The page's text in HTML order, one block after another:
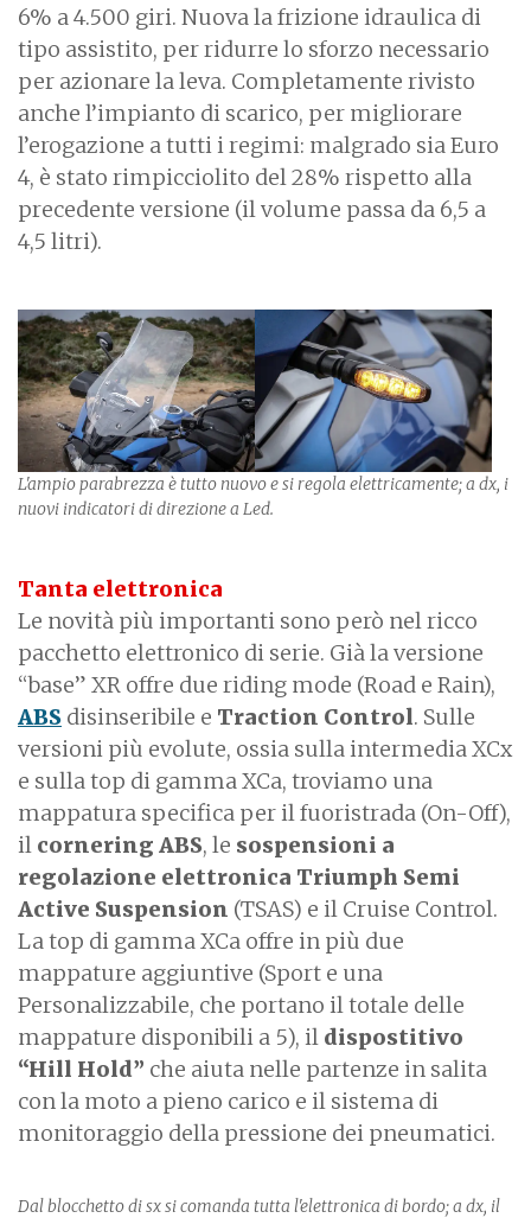
6% a 4.500 giri. Nuova la frizione idraulica di
tipo assistito, per ridurre lo sforzo necessario
per azionare la leva. Completamente rivisto
anche l’impianto di scarico, per migliorare
l’erogazione a tutti i regimi: malgrado sia Euro
4, è stato rimpicciolito del 28% rispetto alla
precedente versione (il volume passa da 6,5 a
4,5 litri).
L'ampio parabrezza è tutto nuovo e si regola elettricamente; a dx, i
nuovi indicatori di direzione a Led.
Tanta elettronica
Le novità più importanti sono però nel ricco
pacchetto elettronico di serie. Già la versione
“base” XR offre due riding mode (Road e Rain),
ABS disinseribile e Traction Control. Sulle
versioni più evolute, ossia sulla intermedia XCx
e sulla top di gamma XCa, troviamo una
mappatura specifica per il fuoristrada (On-Off),
il cornering ABS, le sospensioni a
regolazione elettronica Triumph Semi
Active Suspension (TSAS) e il Cruise Control.
La top di gamma XCa offre in più due
mappature aggiuntive (Sport e una
Personalizzabile, che portano il totale delle
mappature disponibili a 5), il dispostitivo
“Hill Hold” che aiuta nelle partenze in salita
con la moto a pieno carico e il sistema di
monitoraggio della pressione dei pneumatici.
Dal blocchetto di sx si comanda tutta l'elettronica di bordo; a dx, il